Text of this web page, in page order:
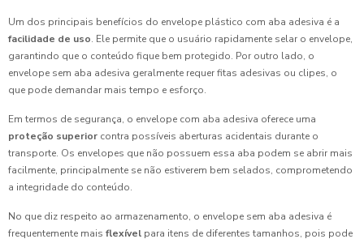
Um dos principais benefícios do envelope plástico com aba adesiva é a
facilidade de uso. Ele permite que o usuário rapidamente selar o envelope,
garantindo que o conteúdo fique bem protegido. Por outro lado, o
envelope sem aba adesiva geralmente requer fitas adesivas ou clipes, o
que pode demandar mais tempo e esforço.
Em termos de segurança, o envelope com aba adesiva oferece uma
proteção superior contra possíveis aberturas acidentais durante o
transporte. Os envelopes que não possuem essa aba podem se abrir mais
facilmente, principalmente se não estiverem bem selados, comprometendo
a integridade do conteúdo.
No que diz respeito ao armazenamento, o envelope sem aba adesiva é
frequentemente mais flexível para itens de diferentes tamanhos, pois pode